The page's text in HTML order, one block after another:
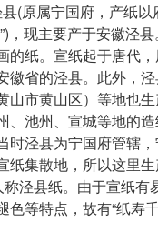
协会成员
分支机构
行业动态
(原属宁国府，产纸以
，现主要产于安徽泾
的纸。宣纸起于唐代
徽省的泾县。此外，
山市黄山区）等地也
、池州、宣城等地的
时泾县为宁国府管辖
纸集散地，所以这里
称泾县纸。由于宣纸有
等特点，故有“纸寿千